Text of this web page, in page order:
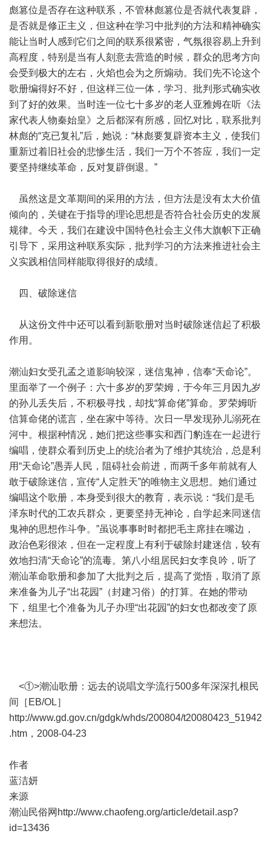
彪篡位是否存在这种联系，不管林彪篡位是否就代表复辟，
是否就是修正主义，但这种在学习中批判的方法和精神确实
能让当时人感到它们之间的联系很紧密，气氛很容易上升到
高程度，特别是当有人刻意去营造的时候，群众的思考方向
会受到极大的左右，火焰也会为之所煽动。我们先不论这个
歌册编得好不好，但这样三位一体，学习、批判形式确实收
到了好的效果。当时连一位七十多岁的老人亚雅姆在听《法
家代表人物秦始皇》之后都深有所感，回忆对比，联系批判
林彪的“克已复礼”后，她说：“林彪要复辟资本主义，使我们
重新过着旧社会的悲惨生活，我们一万个不答应，我们一定
要坚持继续革命，反对复辟倒退。”
虽然这是文革期间的采用的方法，但方法是没有太大价值
倾向的，关键在于指导的理论思想是否符合社会历史的发展
规律。今天，我们在建设中国特色社会主义伟大旗帜下正确
引导下，采用这种联系实际，批判学习的方法来推进社会主
义实践相信同样能取得很好的成绩。
四、破除迷信
从这份文件中还可以看到新歌册对当时破除迷信起了积极
作用。
潮汕妇女受孔孟之道影响较深，迷信鬼神，信奉“天命论”。
里面举了一个例子：六十多岁的罗荣姆，于今年三月因九岁
的孙儿丢失后，不积极寻找，却找“算命佬”算命。罗荣姆听
信算命佬的谎言，坐在家中等待。次日一早发现孙儿溺死在
河中。根据种情况，她们把这些事实和西门豹连在一起进行
编唱，使群众看到历史上的统治者为了维护其统治，总是利
用“天命论”愚弄人民，阻碍社会前进，而两千多年前就有人
敢于破除迷信，宣传“人定胜天”的唯物主义思想。她们通过
编唱这个歌册，本身受到很大的教育，表示说：“我们是毛
泽东时代的工农兵群众，更要坚持无神论，自学起来同迷信
鬼神的思想作斗争。”虽说事事时时都把毛主席挂在嘴边，
政治色彩很浓，但在一定程度上有利于破除封建迷信，较有
效地扫清“天命论”的流毒。第八小组居民妇女李良吟，听了
潮汕革命歌册和参加了大批判之后，提高了觉悟，取消了原
来准备为儿子“出花园”（封建习俗）的打算。在她的带动
下，组里七个准备为儿子办理“出花园”的妇女也都改变了原
来想法。
<①>潮汕歌册：远去的说唱文学流行500多年深深扎根民
间［EB/OL］
http://www.gd.gov.cn/gdgk/whds/200804/t20080423_51942
.htm ，2008-04-23
作者
蓝洁妍
来源
潮汕民俗网 http://www.chaofeng.org/article/detail.asp?
id=13436